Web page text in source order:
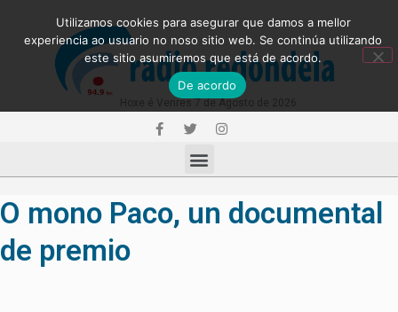
O mono Paco, un documental
de premio
Utilizamos cookies para asegurar que damos a mellor
experiencia ao usuario no noso sitio web. Se continúa utilizando
este sitio asumiremos que está de acordo.
De acordo